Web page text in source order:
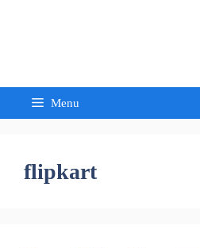
Menu
flipkart